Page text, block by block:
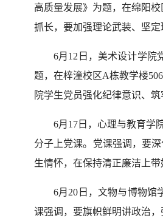
高质量发展》为题，在绵阳
抓长，要加强理论武装、坚
6月12日，美术设计学院
题，在梓潼校区A栋教学楼
院学生党员强化纪律意识、筑
6月17日，心理与教育学
分子上党课。党课强调，要
生情怀，在保持清正廉洁上带
6月20日，文物与博物馆
课强调，要旗帜鲜明讲政治